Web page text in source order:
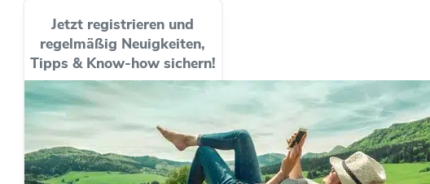
Jetzt registrieren und
regelmäßig Neuigkeiten,
Tipps & Know-how sichern!